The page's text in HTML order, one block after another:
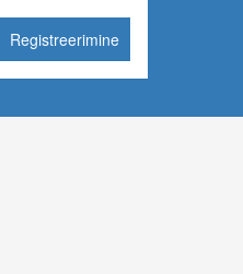
Registreerimine